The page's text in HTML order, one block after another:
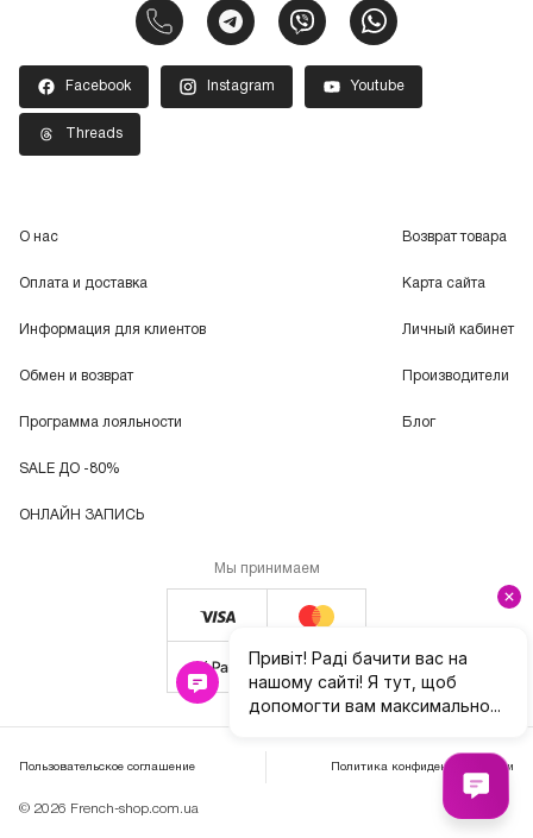
Facebook Instagram Youtube
Threads
О нас
Оплата и доставка
Информация для клиентов
Обмен и возврат
Программа лояльности
SALE ДО -80%
ОНЛАЙН ЗАПИСЬ
Возврат товара
Карта сайта
Личный кабинет
Производители
Блог
Мы принимаем
© 2026 French-shop.com.ua
Пользовательское соглашение Политика конфиденциальности